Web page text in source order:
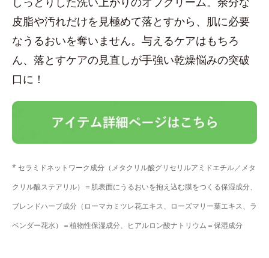
皮脂や汚れだけを見極めて落とすから、肌に必要
なうるおいを奪いません。与えるケアはもちろ
ん、落とすケアの見直しが手強い乾燥悩みの突破
口に！
* セラミドネットワーク成分（メタクリル酸グリセリルアミドエチル／メタ
クリル酸ステアリル）＝肌表面にうるおいを抱え込む膜をつくる保湿成分、
ブレンドハーブ成分（ローマカミツレ花エキス、ローズマリー葉エキス、ラ
ベンダー花水）＝植物性保湿成分、ヒアルロン酸ナトリウム＝保湿成分